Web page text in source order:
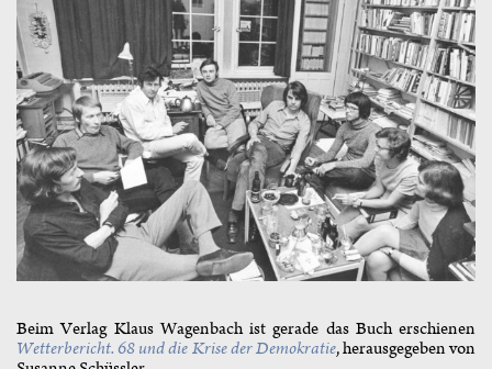
Beim Verlag Klaus Wagenbach ist gerade das Buch erschienen
Wetterbericht. 68 und die Krise der Demokratie, herausgegeben von